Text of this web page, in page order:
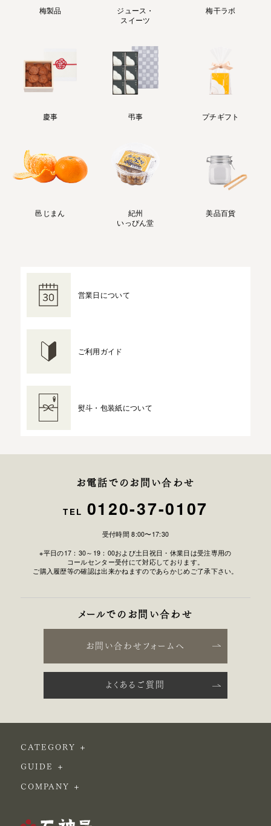
梅製品
ジュース・
スイーツ
梅干ラボ
慶事 弔事 プチギフト
邑じまん
紀州
いっぴん堂
美品百貨
営業日について
ご利用ガイド
熨斗・包装紙について
お電話でのお問い合わせ
TEL 0120-37-0107
受付時間 8:00〜17:30
※平日の17：30～19：00および土日祝日・休業日は受注専用の
コールセンター受付にて対応しております。
ご購入履歴等の確認は出来かねますのであらかじめご了承下さい。
メールでのお問い合わせ
お問い合わせフォームへ
よくあるご質問
CATEGORY
GUIDE
COMPANY